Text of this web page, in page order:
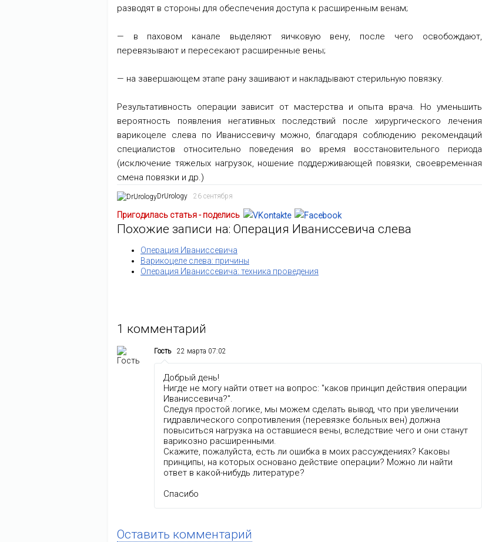
разводят в стороны для обеспечения доступа к расширенным венам;
— в паховом канале выделяют яичковую вену, после чего освобождают,
перевязывают и пересекают расширенные вены;
— на завершающем этапе рану зашивают и накладывают стерильную повязку.
Результативность операции зависит от мастерства и опыта врача. Но уменьшить
вероятность появления негативных последствий после хирургического лечения
варикоцеле слева по Иваниссевичу можно, благодаря соблюдению рекомендаций
специалистов относительно поведения во время восстановительного периода
(исключение тяжелых нагрузок, ношение поддерживающей повязки, своевременная
смена повязки и др.)
DrUrology 26 сентября
Пригодилась статья - поделись
Похожие записи на: Операция Иваниссевича слева
Операция Иваниссевича
Варикоцеле слева: причины
Операция Иваниссевича: техника проведения
1 комментарий
Гость 22 марта 07:02
Добрый день!
Нигде не могу найти ответ на вопрос: "каков принцип действия операции
Иваниссевича?".
Следуя простой логике, мы можем сделать вывод, что при увеличении
гидравлического сопротивления (перевязке больных вен) должна
повыситься нагрузка на оставшиеся вены, вследствие чего и они станут
варикозно расширенными.
Скажите, пожалуйста, есть ли ошибка в моих рассуждениях? Каковы
принципы, на которых основано действие операции? Можно ли найти
ответ в какой-нибудь литературе?
Спасибо
Оставить комментарий